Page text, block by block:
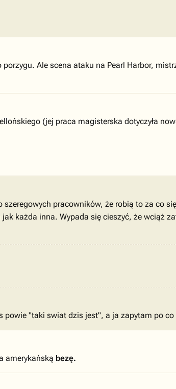
porzygu. Ale scena ataku na Pearl Harbor,
(jej praca magisterska dotyczyła
pracowników, że robią to za co
każda inna. Wypada się cieszyć, że wciąż
"taki swiat dzis jest", a ja zapytam po
amerykańską bezę.